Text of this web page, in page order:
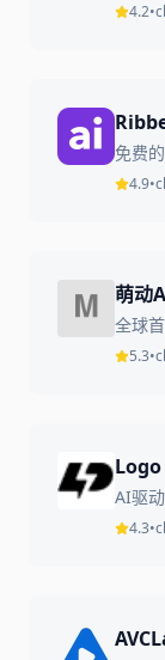
4.2•
免费
4.9•
萌动
全球
5.3•
AI驱
4.3•